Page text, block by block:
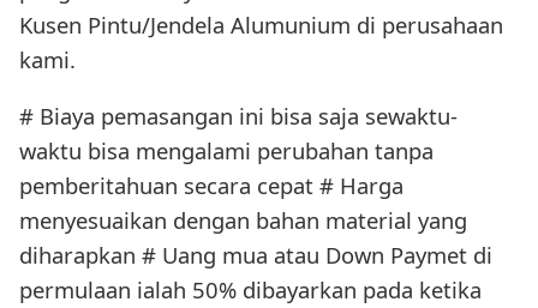
Kusen Pintu/Jendela Alumunium di perusahaan
kami.
# Biaya pemasangan ini bisa saja sewaktu-
waktu bisa mengalami perubahan tanpa
pemberitahuan secara cepat # Harga
menyesuaikan dengan bahan material yang
diharapkan # Uang mua atau Down Paymet di
permulaan ialah 50% dibayarkan pada ketika